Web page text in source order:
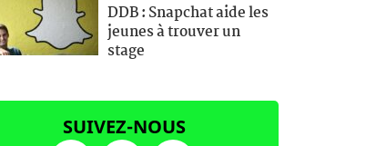
DDB : Snapchat aide les
jeunes à trouver un
stage
SUIVEZ-NOUS